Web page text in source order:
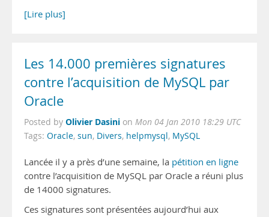
[Lire plus]
Les 14.000 premières signatures
contre l’acquisition de MySQL par
Oracle
Posted by Olivier Dasini on Mon 04 Jan 2010 18:29 UTC
Tags: Oracle, sun, Divers, helpmysql, MySQL
Lancée il y a près d’une semaine, la pétition en ligne
contre l’acquisition de MySQL par Oracle a réuni plus
de 14000 signatures.
Ces signatures sont présentées aujourd’hui aux